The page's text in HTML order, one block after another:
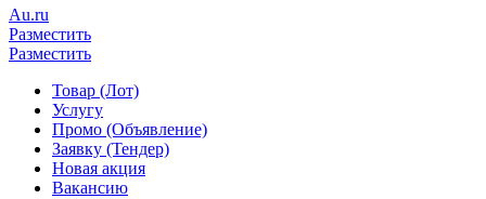
Au.ru
Разместить
Разместить
Товар (Лот)
Услугу
Промо (Объявление)
Заявку (Тендер)
Новая акция
Вакансию